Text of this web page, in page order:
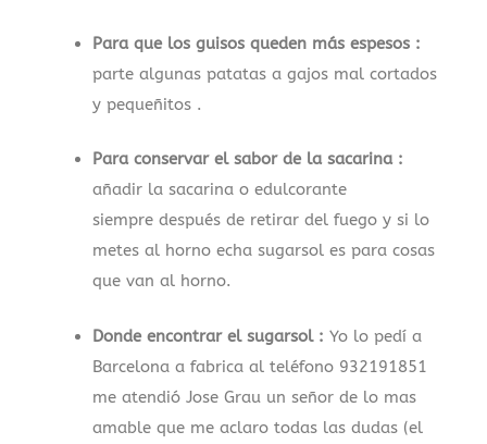
Para que los guisos queden más espesos :
parte algunas patatas a gajos mal cortados
y pequeñitos .
Para conservar el sabor de la sacarina :
añadir la sacarina o edulcorante
siempre después de retirar del fuego y si lo
metes al horno echa sugarsol es para cosas
que van al horno.
Donde encontrar el sugarsol :Yo lo pedí a
Barcelona a fabrica al teléfono 932191851
me atendió Jose Grau un señor de lo mas
amable que me aclaro todas las dudas (el